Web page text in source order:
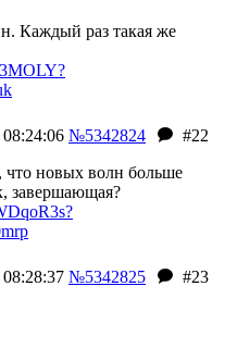
Каждый раз такая же
№5342824
#22
что новых волн больше
завершающая?
№5342825
#23